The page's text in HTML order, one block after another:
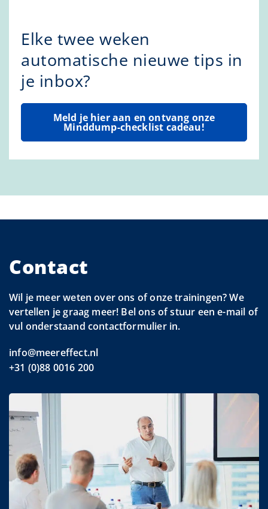
Elke twee weken
automatische nieuwe tips in
je inbox?
Meld je hier aan en ontvang onze
Minddump-checklist cadeau!
Contact
Wil je meer weten over ons of onze trainingen? We
vertellen je graag meer! Bel ons of stuur een e-mail of
vul onderstaand contactformulier in.
info@meereffect.nl
+31 (0)88 0016 200